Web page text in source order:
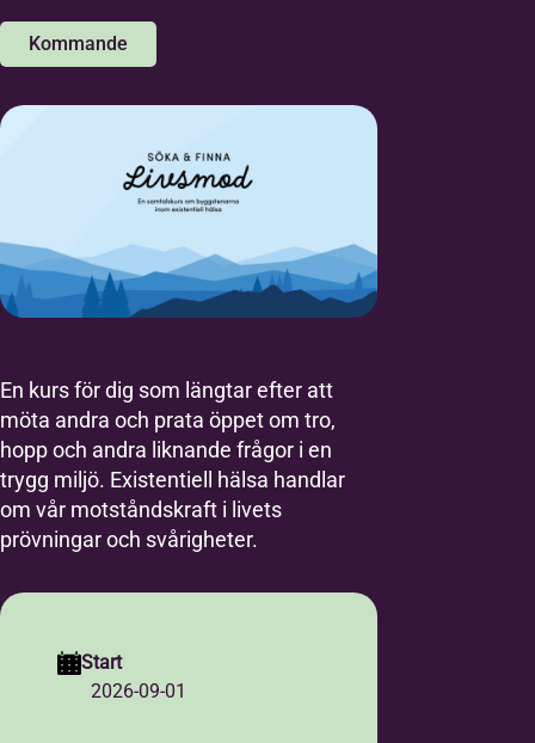
Kommande
En kurs för dig som längtar efter att
möta andra och prata öppet om tro,
hopp och andra liknande frågor i en
trygg miljö. Existentiell hälsa handlar
om vår motståndskraft i livets
prövningar och svårigheter.
Start
2026-09-01